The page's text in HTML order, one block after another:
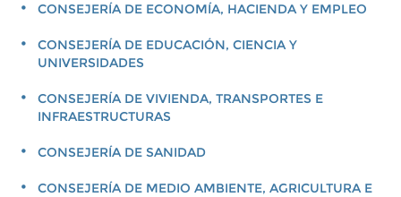
CONSEJERÍA DE ECONOMÍA, HACIENDA Y EMPLEO
CONSEJERÍA DE EDUCACIÓN, CIENCIA Y
UNIVERSIDADES
CONSEJERÍA DE VIVIENDA, TRANSPORTES E
INFRAESTRUCTURAS
CONSEJERÍA DE SANIDAD
CONSEJERÍA DE MEDIO AMBIENTE, AGRICULTURA E